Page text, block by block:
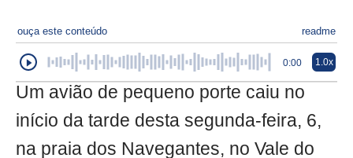
ouça este conteúdo readme
0:00 1.0x
Um avião de pequeno porte caiu no
início da tarde desta segunda-feira, 6,
na praia dos Navegantes, no Vale do